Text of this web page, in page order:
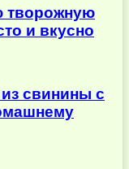
творожную
и вкусно
свинины с